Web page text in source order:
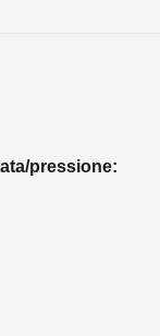
pressione: